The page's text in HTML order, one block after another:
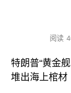
阅读
特朗普“黄金
堆出海上棺材